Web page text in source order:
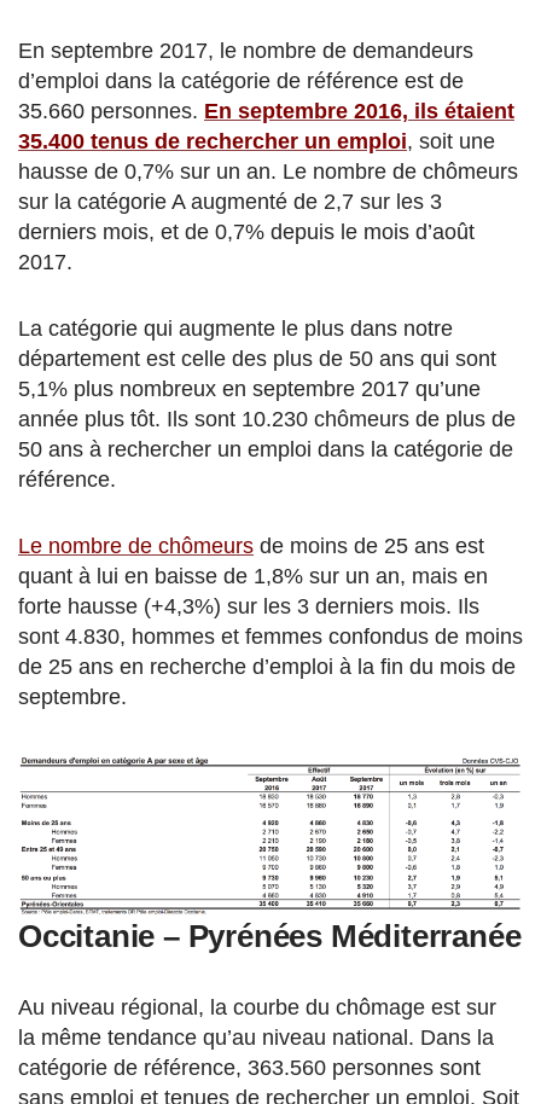
En septembre 2017, le nombre de demandeurs
d’emploi dans la catégorie de référence est de
35.660 personnes. En septembre 2016, ils étaient
35.400 tenus de rechercher un emploi, soit une
hausse de 0,7% sur un an. Le nombre de chômeurs
sur la catégorie A augmenté de 2,7 sur les 3
derniers mois, et de 0,7% depuis le mois d’août
2017.
La catégorie qui augmente le plus dans notre
département est celle des plus de 50 ans qui sont
5,1% plus nombreux en septembre 2017 qu’une
année plus tôt. Ils sont 10.230 chômeurs de plus de
50 ans à rechercher un emploi dans la catégorie de
référence.
Le nombre de chômeurs de moins de 25 ans est
quant à lui en baisse de 1,8% sur un an, mais en
forte hausse (+4,3%) sur les 3 derniers mois. Ils
sont 4.830, hommes et femmes confondus de moins
de 25 ans en recherche d’emploi à la fin du mois de
septembre.
Occitanie – Pyrénées Méditerranée
Au niveau régional, la courbe du chômage est sur
la même tendance qu’au niveau national. Dans la
catégorie de référence, 363.560 personnes sont
sans emploi et tenues de rechercher un emploi. Soit